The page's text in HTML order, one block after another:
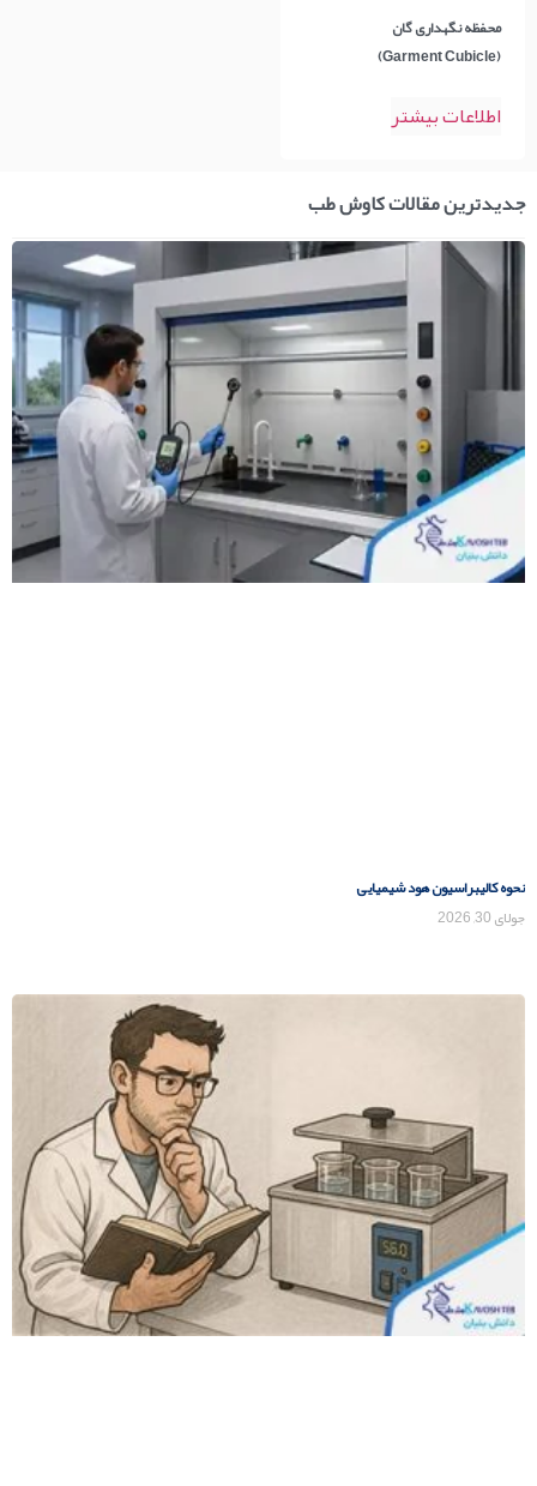
محفظه نگهداری گان
(Garment Cubicle)
اطلاعات بیشتر
جدیدترین مقالات کاوش طب
نحوه کالیبراسیون هود شیمیایی
جولای 30, 2026